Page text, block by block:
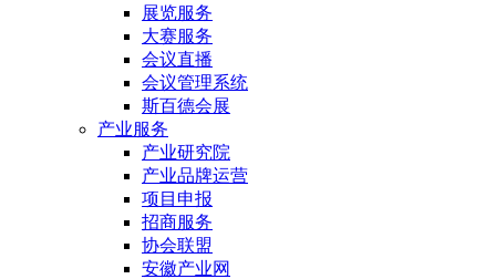
展览服务
大赛服务
会议直播
会议管理系统
斯百德会展
产业服务
产业研究院
产业品牌运营
项目申报
招商服务
协会联盟
安徽产业网